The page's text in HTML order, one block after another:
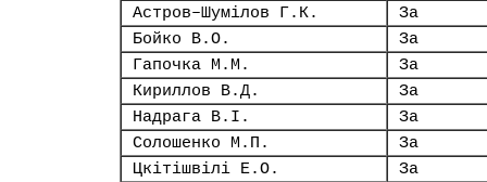
Астров–Шумілов Г.К.
За
Бойко В.О.
За
Гапочка М.М.
За
Кириллов В.Д.
За
Надрага В.І.
За
Солошенко М.П.
За
Цкітішвілі Е.О.
За